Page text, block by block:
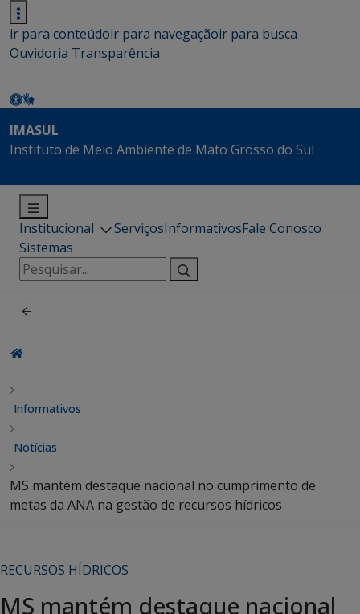
ir para conteúdoir para navegaçãoir para busca
Ouvidoria Transparência
IMASUL
Instituto de Meio Ambiente de Mato Grosso do Sul
Institucional ServiçosInformativosFale Conosco
Sistemas
Pesquisar
por:
Informativos
Notícias
MS mantém destaque nacional no cumprimento de
metas da ANA na gestão de recursos hídricos
RECURSOS HÍDRICOS
MS mantém destaque nacional